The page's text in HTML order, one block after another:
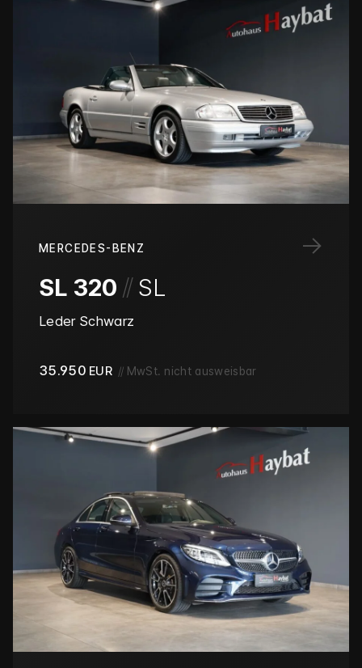
→
MERCEDES-BENZ
SL 320 // SL
Leder Schwarz
35.950 EUR // MwSt. nicht ausweisbar